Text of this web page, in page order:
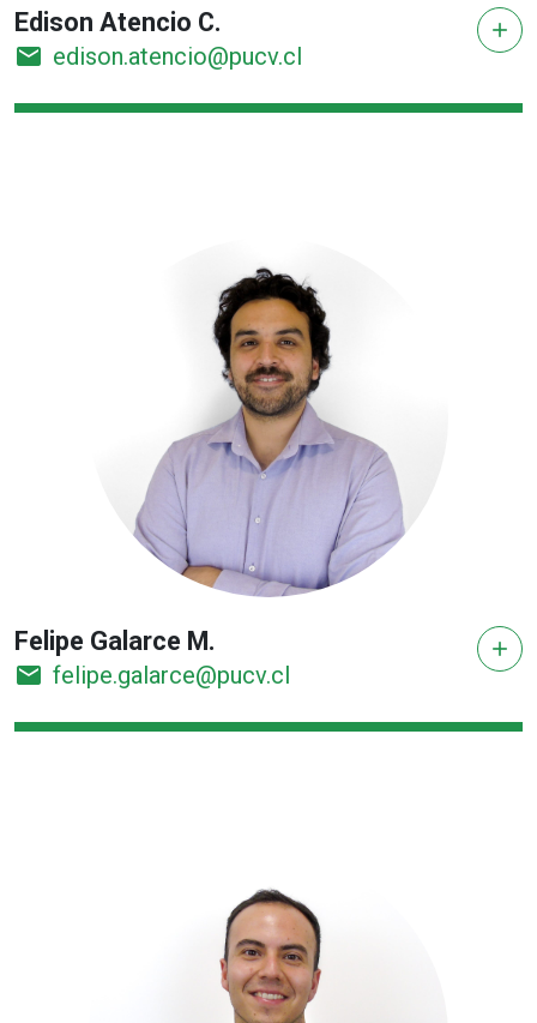
Edison Atencio C.
email edison.atencio@pucv.cl
add
Felipe Galarce M.
email felipe.galarce@pucv.cl
add